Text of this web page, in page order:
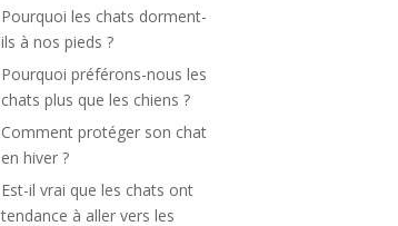
Pourquoi les chats dorment-
ils à nos pieds ?
Pourquoi préférons-nous les
chats plus que les chiens ?
Comment protéger son chat
en hiver ?
Est-il vrai que les chats ont
tendance à aller vers les